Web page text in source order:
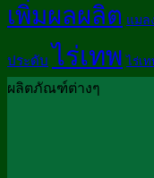
เพิ่มผลผลิต แมล
ประดับ ไร่เทพ ไร่เ
ผลิตภัณฑ์ต่างๆ